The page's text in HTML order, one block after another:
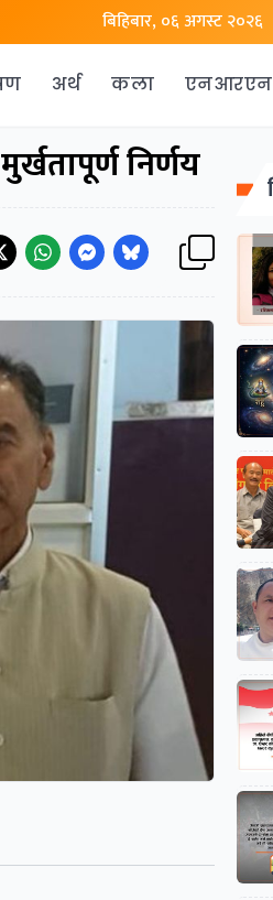
बिहिबार, ०६ अगस्ट २०२६
अर्थ कला एनआरएन
निर्णय